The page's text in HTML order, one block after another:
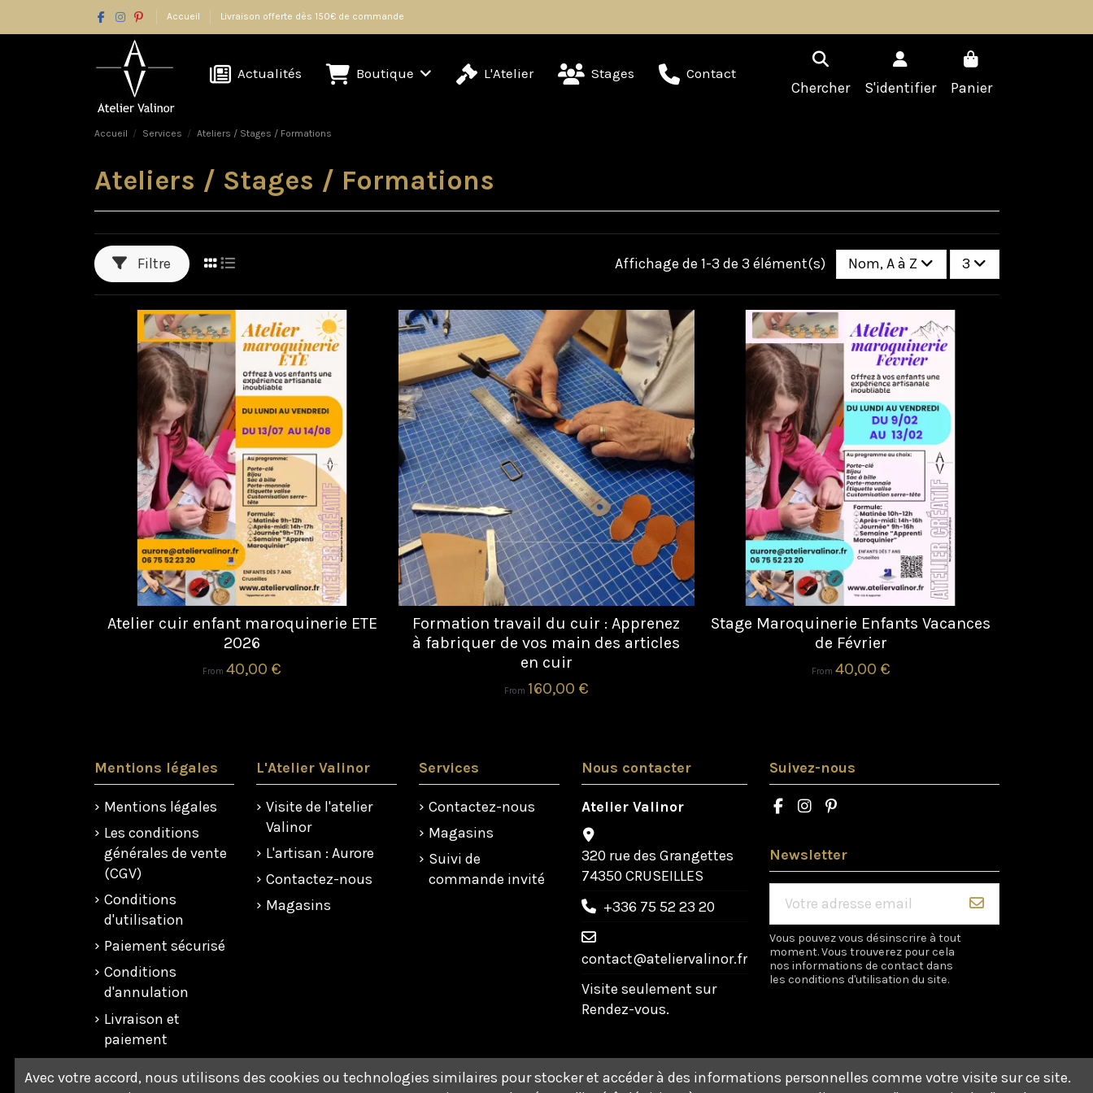
Accueil Livraison offerte dès 150€ de commande
Actualités Boutique L'Atelier Stages Contact
Chercher S'identifier Panier
Accueil Services Ateliers / Stages / Formations
Ateliers / Stages / Formations
Filtre Affichage de 1-3 de 3 élément(s) Nom, A à Z 3
Atelier cuir enfant maroquinerie ETE
2026
From40,00 €
Formation travail du cuir : Apprenez
à fabriquer de vos main des articles
en cuir
From 160,00 €
Stage Maroquinerie Enfants Vacances
de Février
From 40,00 €
Mentions légales
Mentions légales
Les conditions
générales de vente
(CGV)
Conditions
d'utilisation
Paiement sécurisé
Conditions
d'annulation
Livraison et
paiement
confidentialité
L'Atelier Valinor
Visite de l'atelier
Valinor
L'artisan : Aurore
Contactez-nous
Magasins
Services
Contactez-nous
Magasins
Suivi de
commande invité
Nous contacter
Atelier Valinor
320 rue des Grangettes
74350 CRUSEILLES
+336 75 52 23 20
contact@ateliervalinor.fr
Visite seulement sur
Rendez-vous.
Suivez-nous
Newsletter
Vous pouvez vous désinscrire à tout
moment. Vous trouverez pour cela
nos informations de contact dans
les conditions d'utilisation du site.
Avec votre accord, nous utilisons des cookies ou technologies similaires pour stocker et accéder à des informations personnelles comme votre visite sur ce site.